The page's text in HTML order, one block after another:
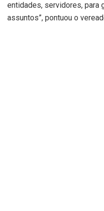
entidades, servidores, para
assuntos”, pontuou o